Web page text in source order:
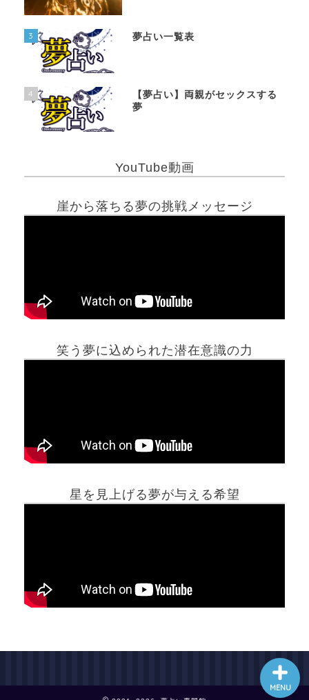
3 夢占い一覧表
4
【夢占い】両親がセックスする
夢
YouTube動画
崖から落ちる夢の挑戦メッセージ
笑う夢に込められた潜在意識の力
星を見上げる夢が与える希望
MENU
ホーム
最新記事動画